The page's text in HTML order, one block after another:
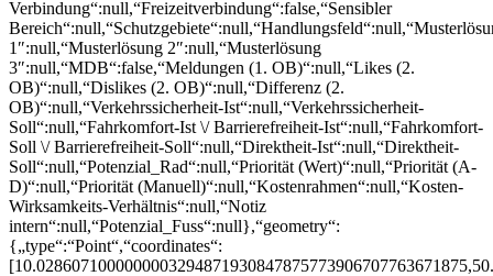
Verbindung“:null,“Freizeitverbindung“:false,“Sensibler
1″:null,“Musterlösung 2″:null,“Musterlösung
3″:null,“MDB“:false,“Meldungen (1. OB)“:null,“Likes (2.
OB)“:null,“Dislikes (2. OB)“:null,“Differenz (2.
OB)“:null,“Verkehrssicherheit-Ist“:null,“Verkehrssicherheit-
Soll“:null,“Fahrkomfort-Ist \/ Barrierefreiheit-Ist“:null,“Fahrkomfort-
Soll \/ Barrierefreiheit-Soll“:null,“Direktheit-Ist“:null,“Direktheit-
Soll“:null,“Potenzial_Rad“:null,“Priorität (Wert)“:null,“Priorität (A-
D)“:null,“Priorität (Manuell)“:null,“Kostenrahmen“:null,“Kosten-
Wirksamkeits-Verhältnis“:null,“Notiz
intern“:null,“Potenzial_Fuss“:null},“geometry“:
{„type“:“Point“,“coordinates“: